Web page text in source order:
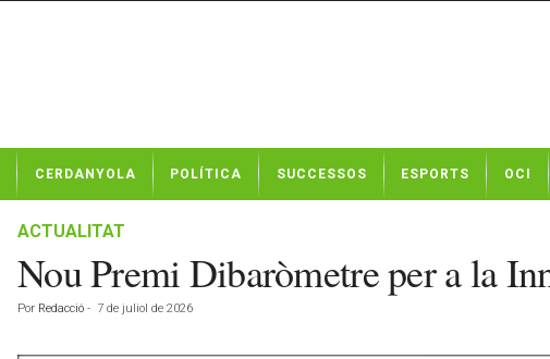
t
CERDANYOLA POLÍTICA SUCCESSOS ESPORTS OCI
ACTUALITAT
Nou Premi Dibaròmetre per a la
Por Redacció - 7 de juliol de 2026